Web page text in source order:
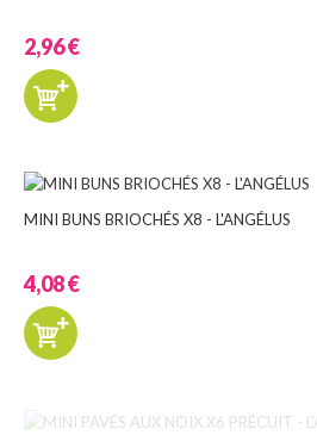
2,96 €
MINI BUNS BRIOCHÉS X8 - L'ANGÉLUS
4,08 €